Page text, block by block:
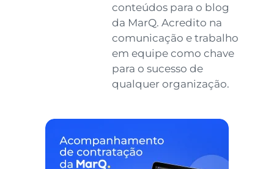
conteúdos para o blog
da MarQ. Acredito na
comunicação e trabalho
em equipe como chave
para o sucesso de
qualquer organização.